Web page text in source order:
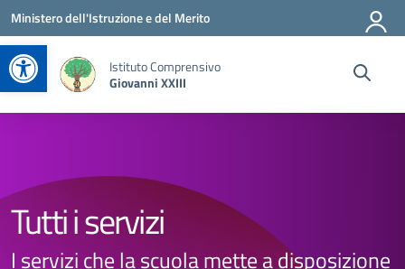
Apri la barra degli strumenti
Vai ai contenuti
Vai al menu di navigazione
Vai al footer
Ministero dell'Istruzione e del Merito
Istituto Comprensivo
Giovanni XXIII
Tutti i servizi
I servizi che la scuola mette a disposizione